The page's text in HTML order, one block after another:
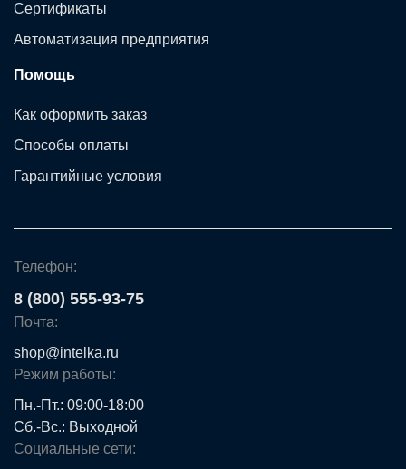
Сертификаты
Автоматизация предприятия
Помощь
Как оформить заказ
Способы оплаты
Гарантийные условия
Телефон:
8 (800) 555-93-75
Почта:
shop@intelka.ru
Режим работы:
Пн.-Пт.: 09:00-18:00
Сб.-Вс.: Выходной
Социальные сети: